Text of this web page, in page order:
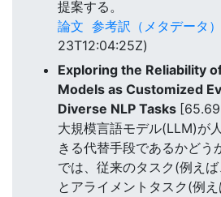
提案する。
論文 参考訳（メタデータ）
23T12:04:25Z)
Exploring the Reliability
Models as Customized
Diverse NLP Tasks
大規模言語モデル(LLM)が
きる代替手段であるかどう
では、従来のタスク(例え
とアライメントタスク(例